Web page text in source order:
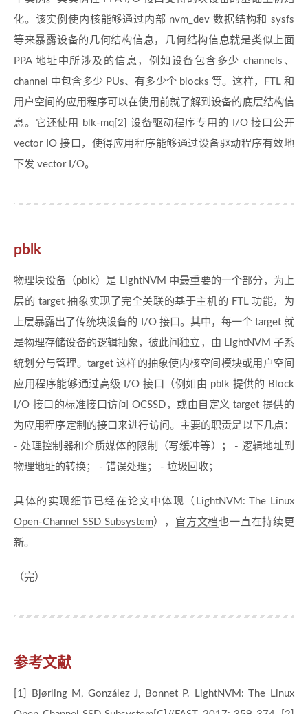
化。该实例使内核能够通过内部 nvm_dev 数据结构和 sysfs
等来暴露设备的几何结构信息，几何结构信息就是类似上面
PPA 地址中所涉及的信息，例如设备包含多少 channels、
channel 中包含多少 PUs、有多少个 blocks 等。这样，FTL 和
用户空间的应用程序可以在使用前就了解到设备的底层结构信
息。它还使用 blk-mq[2] 设备驱动程序专用的 I/O 接口公开
vector IO 接口，使得应用程序能够通过设备驱动程序有效地
下发 vector I/O。
pblk
物理块设备（pblk）是 LightNVM 中最重要的一个部分，为上
层的 target 抽象实现了完全关联的基于主机的 FTL 功能，为
上层暴露出了传统块设备的 I/O 接口。其中，每一个 target 就
是物理存储设备的逻辑抽象，彼此间独立，由 LightNVM 子系
统划分与管理。target 这样的抽象使内核空间模块或用户空间
应用程序能够通过高级 I/O 接口（例如由 pblk 提供的 Block
I/O 接口的标准接口访问 OCSSD，或由自定义 target 提供的
为应用程序定制的接口来进行访问。主要的职责是以下几点：
- 处理控制器和介质媒体的限制（写缓冲等）； - 逻辑地址到
物理地址的转换； - 错误处理； - 垃圾回收；
具体的实现细节已经在论文中体现（ LightNVM: The Linux
Open-Channel SSD Subsystem）， 官方文档也一直在持续更
新。
（完）
参考文献
[1] Bjørling M, González J, Bonnet P. LightNVM: The Linux